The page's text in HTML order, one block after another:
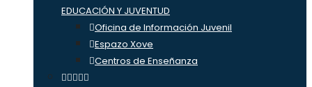
EDUCACIÓN Y JUVENTUD
Oficina de Información Juvenil
Espazo Xove
Centros de Enseñanza